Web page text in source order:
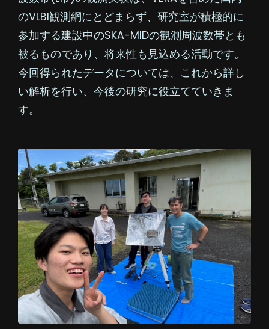
のVLBI観測網にとどまらず、研究室が積極的に
参加する建設中のSKA-MIDの観測周波数帯とも
被るものであり、将来性も見込める活動です。
今回得られたデータについては、これから詳し
い解析を行い、今後の研究に役立てていきま
す。